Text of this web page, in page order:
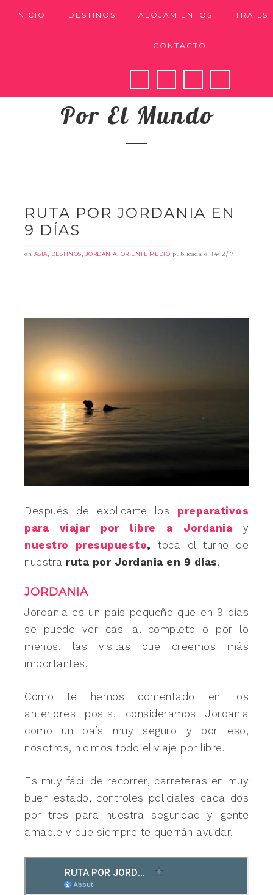
INICIO DESTINOS ALOJAMIENTOS TRAILS
CONTACTO
Nuestros Pasos
Por El Mundo
RUTA POR JORDANIA EN
9 DÍAS
en ASIA, DESTINOS, JORDANIA, ORIENTE MEDIO publicada el14/12/17
Después de explicarte los preparativos
para viajar por libre a Jordania y
nuestro presupuesto, toca el turno de
nuestra ruta por Jordania en 9 días.
JORDANIA
Jordania es un país pequeño que en 9 días
se puede ver casi al completo o por lo
menos, las visitas que creemos más
importantes.
Como te hemos comentado en los
anteriores posts, consideramos Jordania
como un país muy seguro y por eso,
nosotros, hicimos todo el viaje por libre.
Es muy fácil de recorrer, carreteras en muy
buen estado, controles policiales cada dos
por tres para nuestra seguridad y gente
amable y que siempre te querrán ayudar.